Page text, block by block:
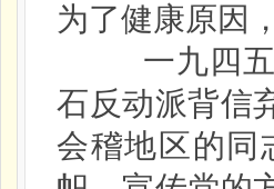
为了健康原因
一九四五年
石反动派背信
会稽地区的同